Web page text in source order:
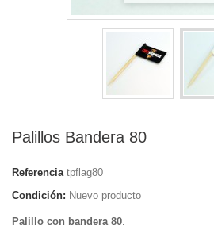
Palillos Bandera 80
Referencia tpflag80
Condición: Nuevo producto
Palillo con bandera 80.